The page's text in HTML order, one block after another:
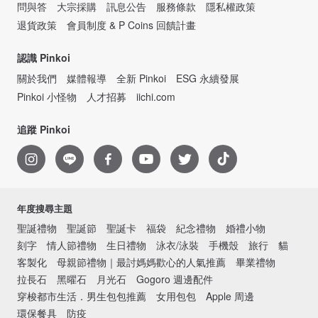
問與答 大宗採購 訊息公告 服務條款
隱私權政策
退貨政策
會員制度 & P Coins 回饋計畫
認識 Pinkoi
關於我們
媒體報導 全新 Pinkoi
ESG 永續發展
Pinkoi 小怪物
人才招募 iichi.com
追蹤 Pinkoi
年度搜尋主題
聖誕禮物 聖誕節 聖誕卡 福袋 紀念禮物
婚禮小物
刻字
情人節禮物 生日禮物 泳衣/泳裝 手機殼 旅行
貓
客製化
母親節禮物｜最討媽媽歡心的人氣推薦
畢業禮物
拉長石
黑曜石 月光石
Gogoro 週邊配件
穿梭都市生活．男生包包推薦
女用包包
Apple 周邊
環保餐具
防疫